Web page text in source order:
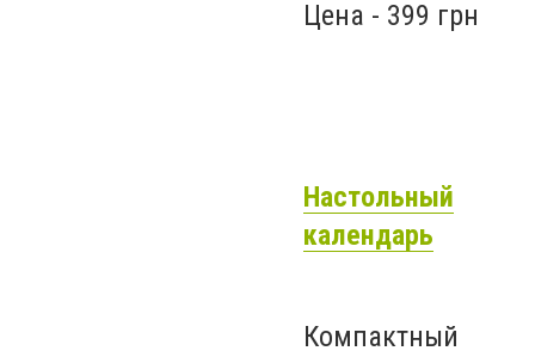
Цена - 399 грн
Настольный
календарь
Компактный